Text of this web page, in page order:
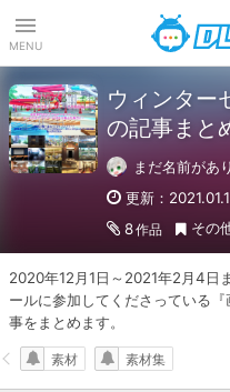
MENU
ウィンター
の記事まと
まだ名前があ
更新：
8作品 その
2020年12月1日～2021年2月4日
ールに参加してくださっている
事をまとめます。
素材 素材集